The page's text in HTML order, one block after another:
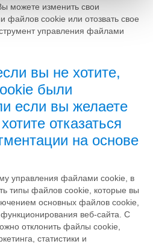
можете изменить свои
файлов cookie или отозвать свое
управления файлами
вы не хотите,
были
если вы желаете
отказаться
на основе
управления файлами cookie, в
типы файлов cookie, которые вы
основных файлов cookie,
веб-сайта. С
отклонить файлы cookie,
статистики и